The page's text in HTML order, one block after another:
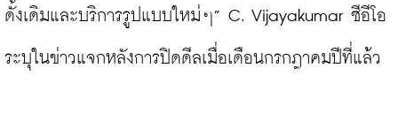
ดั้งเดิมและบริการรูปแบบใหม่ๆ” C. Vijayakumar ซีอีโอ
ระบุในข่าวแจกหลังการปิดดีลเมื่อเดือนกรกฎาคมปีที่แล้ว